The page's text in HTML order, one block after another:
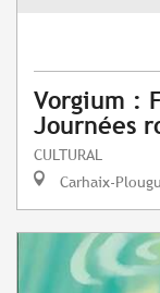
Vorgium :
Journées
CULTURAL
Carhaix-